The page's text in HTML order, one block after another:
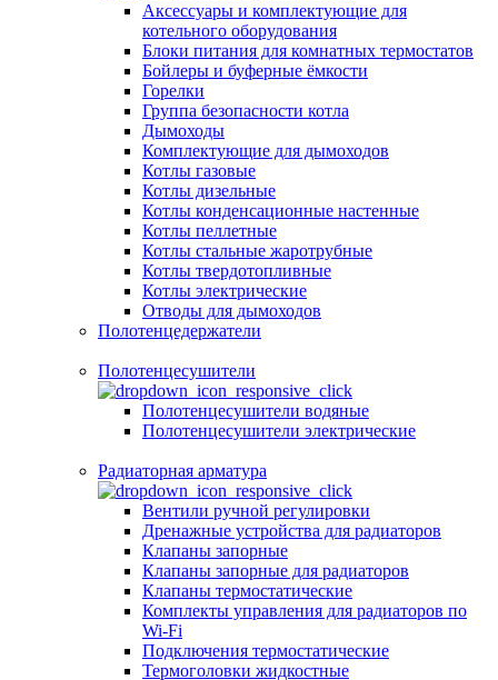
Аксессуары и комплектующие для
котельного оборудования
Блоки питания для комнатных термостатов
Бойлеры и буферные ёмкости
Горелки
Группа безопасности котла
Дымоходы
Комплектующие для дымоходов
Котлы газовые
Котлы дизельные
Котлы конденсационные настенные
Котлы пеллетные
Котлы стальные жаротрубные
Котлы твердотопливные
Котлы электрические
Отводы для дымоходов
Полотенцедержатели
Полотенцесушители
Полотенцесушители водяные
Полотенцесушители электрические
Радиаторная арматура
Вентили ручной регулировки
Дренажные устройства для радиаторов
Клапаны запорные
Клапаны запорные для радиаторов
Клапаны термостатические
Комплекты управления для радиаторов по
Wi-Fi
Подключения термостатические
Термоголовки жидкостные